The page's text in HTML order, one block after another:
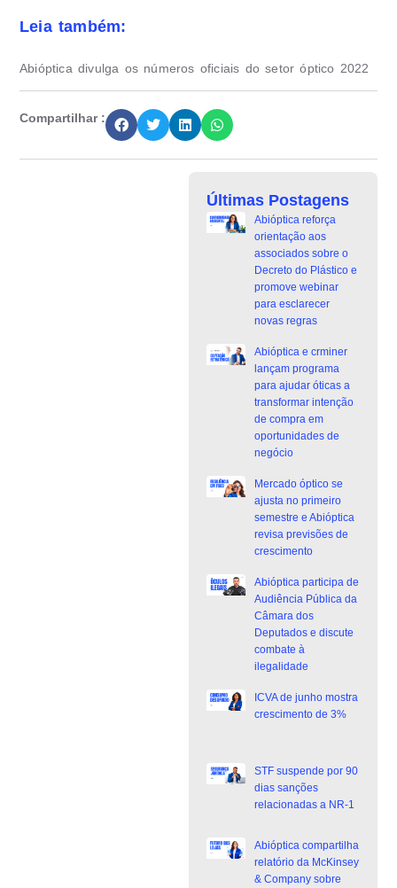
Leia também:
Abióptica divulga os números oficiais do setor óptico 2022
Compartilhar :
Últimas Postagens
Abióptica reforça
orientação aos
associados sobre o
Decreto do Plástico e
promove webinar
para esclarecer
novas regras
Abióptica e crminer
lançam programa
para ajudar óticas a
transformar intenção
de compra em
oportunidades de
negócio
Mercado óptico se
ajusta no primeiro
semestre e Abióptica
revisa previsões de
crescimento
Abióptica participa de
Audiência Pública da
Câmara dos
Deputados e discute
combate à
ilegalidade
ICVA de junho mostra
crescimento de 3%
STF suspende por 90
dias sanções
relacionadas a NR-1
Abióptica compartilha
relatório da McKinsey
& Company sobre